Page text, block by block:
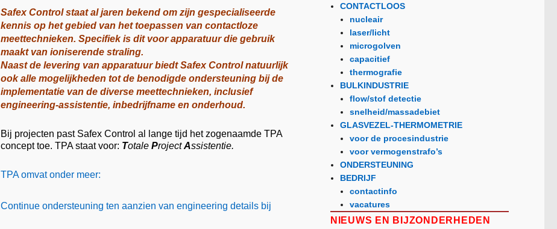
Safex Control staat al jaren bekend om zijn gespecialiseerde
kennis op het gebied van het toepassen van contactloze
meettechnieken. Specifiek is dit voor apparatuur die gebruik
maakt van ioniserende straling.
Naast de levering van apparatuur biedt Safex Control natuurlijk
ook alle mogelijkheden tot de benodigde ondersteuning bij de
implementatie van de diverse meettechnieken, inclusief
engineering-assistentie, inbedrijfname en onderhoud.
Bij projecten past Safex Control al lange tijd het zogenaamde TPA
concept toe. TPA staat voor: Totale ProjectAssistentie.
TPA omvat onder meer:
Continue ondersteuning ten aanzien van engineering details bij
CONTACTLOOS
nucleair
laser/licht
microgolven
capacitief
thermografie
BULKINDUSTRIE
flow/stof detectie
snelheid/massadebiet
GLASVEZEL-THERMOMETRIE
voor de procesindustrie
voor vermogenstrafo’s
ONDERSTEUNING
BEDRIJF
contactinfo
vacatures
NIEUWS EN BIJZONDERHEDEN